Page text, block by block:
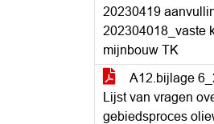
20230419
202304018_vaste
mijnbouw TK
A12.bijlage
Lijst van vragen
gebiedsproces